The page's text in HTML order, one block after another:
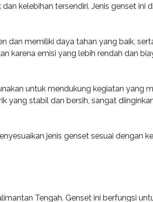
kelebihan tersendiri. Jenis genset ini
dan memiliki daya tahan yang baik,
karena emisi yang lebih rendah dan
untuk mendukung kegiatan yang
yang stabil dan bersih, sangat
jenis genset sesuai dengan
Tengah. Genset ini berfungsi